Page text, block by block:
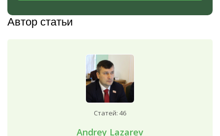
Автор статьи
Статей: 46
Andrey Lazarev